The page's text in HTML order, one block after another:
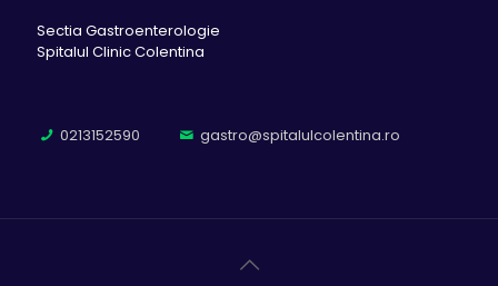
Sectia Gastroenterologie
Spitalul Clinic Colentina
0213152590 gastro@spitalulcolentina.ro